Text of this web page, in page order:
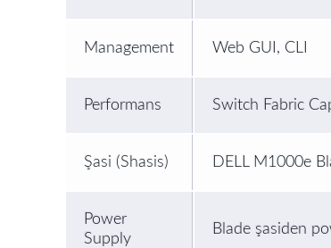
Management Web GUI, CLI
Performans Switch Fabric
Şasi (Shasis) DELL M1000e
Power
Supply
Blade şasiden